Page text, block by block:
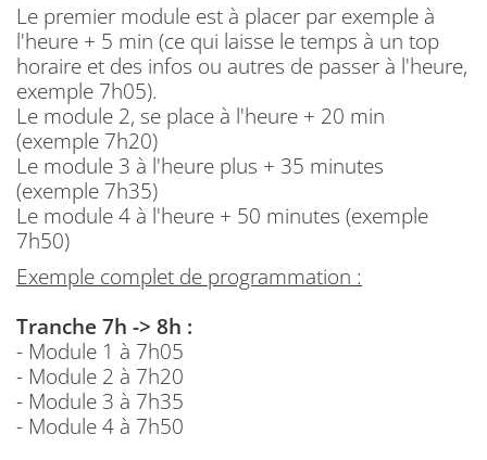
Le premier module est à placer par exemple à
l'heure + 5 min (ce qui laisse le temps à un top
horaire et des infos ou autres de passer à l'heure,
exemple 7h05).
Le module 2, se place à l'heure + 20 min
(exemple 7h20)
Le module 3 à l'heure plus + 35 minutes
(exemple 7h35)
Le module 4 à l'heure + 50 minutes (exemple
7h50)
Exemple complet de programmation :
Tranche 7h -> 8h :
- Module 1 à 7h05
- Module 2 à 7h20
- Module 3 à 7h35
- Module 4 à 7h50